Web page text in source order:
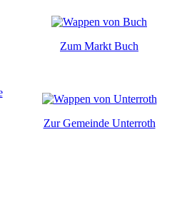
Zum Markt Buch
Zur Gemeinde Unterroth